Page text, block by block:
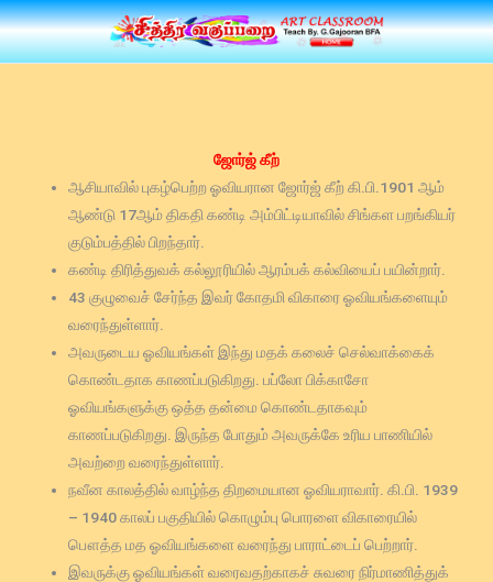
Skip
to
content
ஜோர்ஜ் கீற்
ஆசியாவில் புகழ்பெற்ற ஓவியரான ஜோர்ஜ் கீற் கி.பி.1901 ஆம்
ஆண்டு 17ஆம் திகதி கண்டி அம்பிட்டியாவில் சிங்கள பறங்கியர்
குடும்பத்தில் பிறந்தார்.
கண்டி திரித்துவக் கல்லூரியில் ஆரம்பக் கல்வியைப் பயின்றார்.
43 குழுவைச் சேர்ந்த இவர் கோதமி விகாரை ஓவியங்களையும்
வரைந்துள்ளார்.
அவருடைய ஓவியங்கள் இந்து மதக் கலைச் செல்வாக்கைக்
கொண்டதாக காணப்படுகிறது. பப்லோ பிக்காசோ
ஓவியங்களுக்கு ஒத்த தன்மை கொண்டதாகவும்
காணப்படுகிறது. இருந்த போதும் அவருக்கே உரிய பாணியில்
அவற்றை வரைந்துள்ளார்.
நவீன காலத்தில் வாழ்ந்த திறமையான ஓவியராவார். கி.பி. 1939
– 1940 காலப் பகுதியில் கொழும்பு பொரளை விகாரையில்
பௌத்த மத ஓவியங்களை வரைந்து பாராட்டைப் பெற்றார்.
இவருக்கு ஓவியங்கள் வரைவதற்காகச் சுவரை நிர்மாணித்துக்